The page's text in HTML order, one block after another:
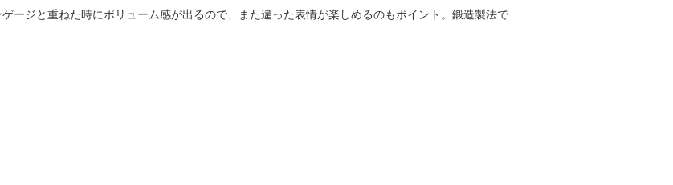
ージと重ねた時にボリューム感が出るので、また違った表情が楽しめるのもポイント。鍛造製法で